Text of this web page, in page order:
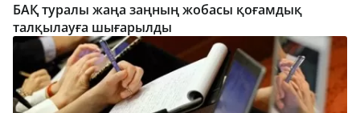
БАҚ туралы жаңа заңның жобасы қоғамдық
талқылауға шығарылды